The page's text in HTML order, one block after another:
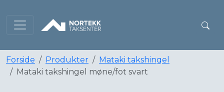
Forside Produkter
Mataki takshingel
Mataki takshingel møne/fot svart